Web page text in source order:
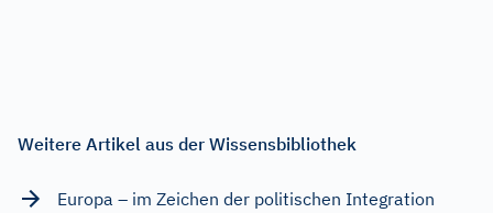
Weitere Artikel aus der Wissensbibliothek
Europa – im Zeichen der politischen Integration